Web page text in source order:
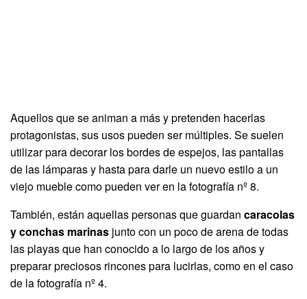
Aquellos que se animan a más y pretenden hacerlas
protagonistas, sus usos pueden ser múltiples. Se suelen
utilizar para decorar los bordes de espejos, las pantallas
de las lámparas y hasta para darle un nuevo estilo a un
viejo mueble como pueden ver en la fotografía nº 8.
También, están aquellas personas que guardan caracolas
y conchas marinas junto con un poco de arena de todas
las playas que han conocido a lo largo de los años y
preparar preciosos rincones para lucirlas, como en el caso
de la fotografía nº 4.